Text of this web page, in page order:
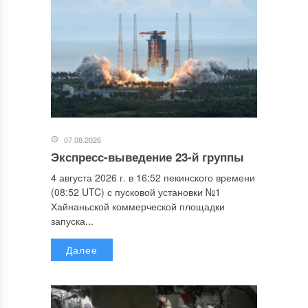
07.08.2026
Экспресс-выведение 23-й группы
4 августа 2026 г. в 16:52 пекинского времени
(08:52 UTC) с пусковой установки №1
Хайнаньской коммерческой площадки
запуска...
Далее